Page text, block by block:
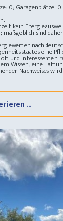
0; Garagenplätze: 0
kein
sind
nach
eine
und Interessenten
Wissen; eine
Nachweises
...